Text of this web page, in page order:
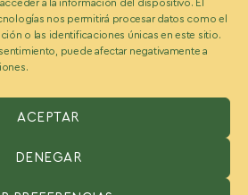
a la información del dispositivo. El
nos permitirá procesar datos como el
o las identificaciones únicas en este sitio.
puede afectar negativamente a
ACEPTAR
DENEGAR